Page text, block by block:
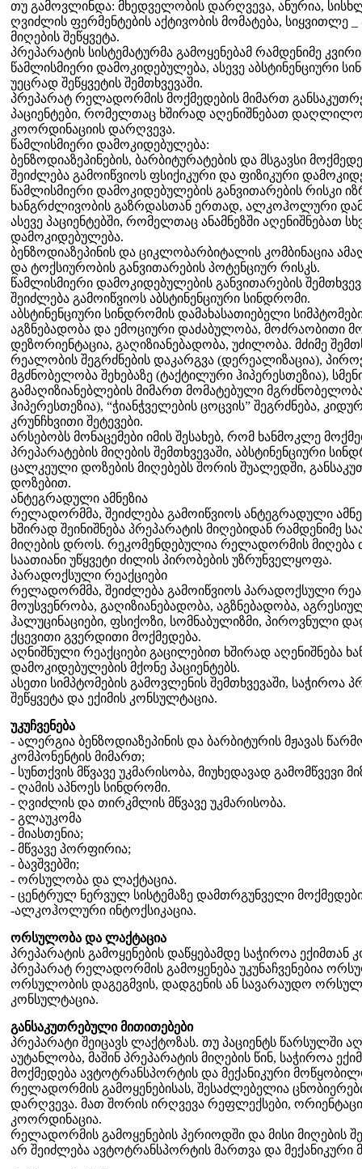
თუ გამოვლინდა: მხედველობის დარღვევა, ანურია,
ღვიძლის ფერმენტების აქტივობის მომატება,
მიღების შეწყვეტა.
პრეპარატის სისტემატურმა გამოყენებამ რამდენიმე
წამლისმიერი დამოკიდებულება, ასევე აბსტინენციური
უეცრად შეწყვეტის შემთხვევაში.
პრეპარატ რელადორმის მოქმედების მიმართ
პაციენტები, რომელთაც ხშირად აღენიშნებათ
კოორდინაციის დარღვევა.
წამლისმიერი დამოკიდებულება:
ბენზოდიაზეპინების, ბარბიტურატების და მსგავსი
შეიძლება გამოიწვიოს ფსიქიკური და ფიზიკური
წამლისმიერი დამოკიდებულების განვითარების რისკი
ხანგრძლივობის გაზრდასთან ერთად, ალკოჰოლური
ასევე პაციენტებში, რომელთაც ანამნეზში აღენიშნებათ
დამოკიდებულება.
ბენზოდიაზეპინის და ციკლობარბიტალის კომბინაცია
და ტოქსიურობის განვითარების პოტენციურ რისკს.
წამლისმიერი დამოკიდებულების განვითარების
შეიძლება გამოიწვიოს აბსტინენციური სინდრომი.
აბსტინენციური სინდრომის დამახასათიებელი
აგზნებადობა და ემოციური დაძაბულობა, მოძრაობითი
დეზორიენტაცია, გაღიზიანებადობა, უძილობა. მძიმე
რეალობის შეგრძნების დაკარგვა (დერეალიზაცია),
მგძნობელობა შეხებაზე (ტაქტილური ჰიპერესთეზია),
გამაღიზიანებლების მიმართ მომატებული
ჰიპერესთეზია), “ჭიანჭველების ცოცვის” შეგრძნება,
კრუნჩხვითი შეტევები.
არსებობს მონაცემები იმის შესახებ, რომ ხანმოკლე
პრეპარატების მიღების შემთხვევაში, აბსტინენციური
ცალკეული დოზების მიღებებს შორის შუალედში,
დოზებით.
ანტეგრადული ამნეზია
რელადორმმა, შეიძლება გამოიწვიოს ანტეგრადული
ხშირად შეინიშნება პრეპარატის მიღებიდან რამდენიმე
მიღების დროს. რეკომენდებულია რელადორმის მიღება
საათიანი უწყვეტი ძილის პირობების უზრუნველყოფა.
პარადოქსული რეაქციები
რელადორმმა, შეიძლება გამოიწვიოს პარადოქსული
მოუსვენრობა, გაღიზიანებადობა, აგზნებადობა,
ჰალუცინაციები, ფსიქოზი, სომნაბულიზმი, პიროვნული
ქცევითი გვერდითი მოქმედება.
აღნიშნული რეაქციები გაცილებით ხშირად აღენიშნება
დამოკიდებულების მქონე პაციენტებს.
ასეთი სიმპტომების გამოვლენის შემთხვევაში, საჭიროა
შეწყვეტა და ექიმის კონსულტაცია.
უკუჩვენება
- ალერგია ბენზოდიაზეპინის და ბარბიტურის მჟავას
კომპონენტის მიმართ;
- სუნთქვის მწვავე უკმარისობა, მიუხედავად გამომწვევი
- ღამის აპნოეს სინდრომი.
- ღვიძლის და თირკმლის მწვავე უკმარისობა.
- გლაუკომა
- მიასთენია;
- მწვავე პორფირია;
- ბავშვებში;
- ორსულობა და ლაქტაცია.
- ცენტრულ ნერვულ სისტემაზე დამთრგუნველი
-ალკოჰოლური ინტოქსიკაცია.
ორსულობა და ლაქტაცია
პრეპარატის გამოყენების დაწყებამდე საჭიროა ექიმთან
პრეპარატ რელადორმის გამოყენება უკუნაჩვენებია
ორსულობის დაგეგმვის, დადგენის ან სავარაუდო
კონსულტაცია.
განსაკუთრებული მითითებები
პრეპარატი შეიცავს ლაქტოზას. თუ პაციენტს წარსულში
აუტანლობა, მაშინ პრეპარატის მიღების წინ, საჭიროა
მოქმედება ავტოტრანსპორტის და მექანიკური
რელადორმის გამოყენებისას, შესაძლებელია
დარღვევა. მათ შორის ირღვევა რეფლექსები,
კოორდინაცია.
რელადორმის გამოყენების პერიოდში და მისი მიღების
არ შეიძლება ავტოტრანსპორტის მართვა და მექანიკური